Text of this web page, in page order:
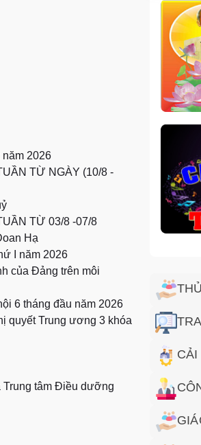
2026
TỪ NGÀY (10/8 -
TỪ 03/8 -07/8
Hạ
I năm 2026
của Đảng trên môi
6 tháng đầu năm 2026
quyết Trung ương 3 khóa
Trung tâm Điều dưỡng
CẢI